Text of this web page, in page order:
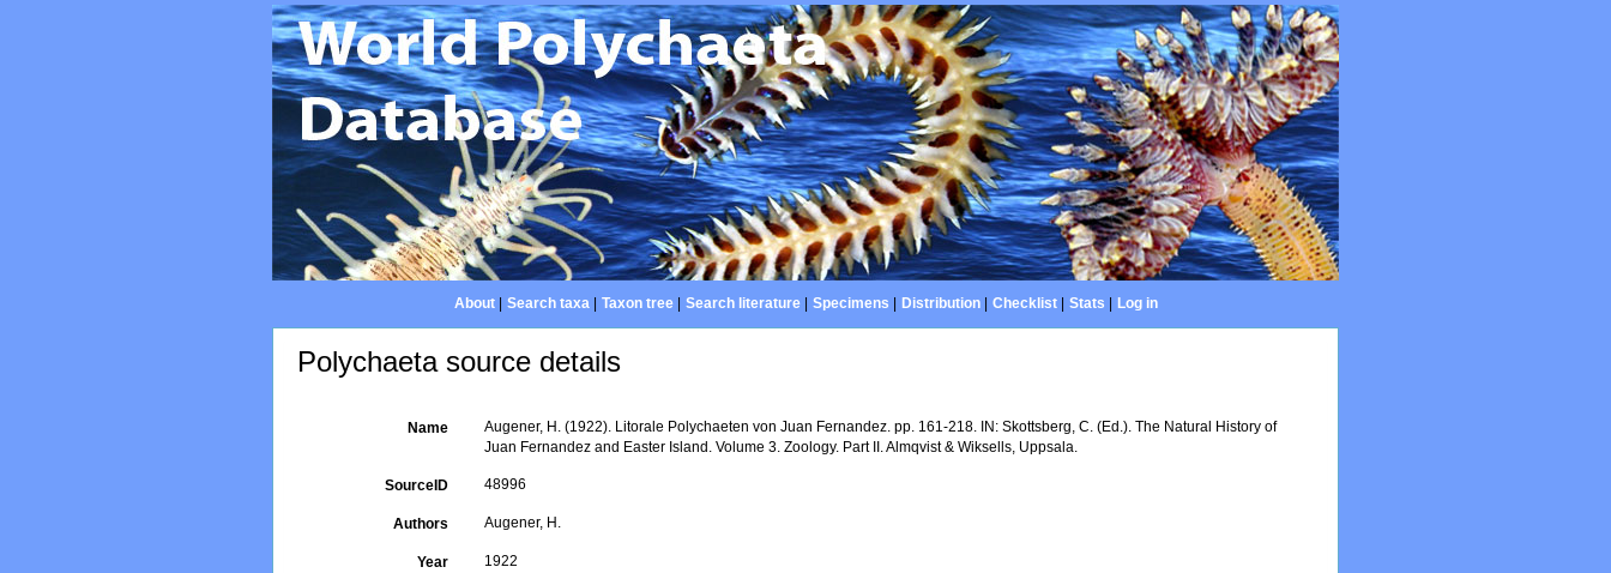
About| Search taxa| Taxon tree| Search literature| Specimens Distribution| Checklist| Stats Log in
Polychaeta source details
Name
Augener, H. (1922). Litorale Polychaeten von Juan Fernandez. pp. 161-218. IN: Skottsberg, C. (Ed.). The Natural History of
Juan Fernandez and Easter Island. Volume 3. Zoology. Part II. Almqvist & Wiksells, Uppsala.
SourceID 48996
Authors Augener, H.
Year 1922